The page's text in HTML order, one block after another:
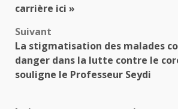
d’article
carrière ici »
Suivant
La stigmatisation des malades
danger dans la lutte contre le
souligne le Professeur Seydi